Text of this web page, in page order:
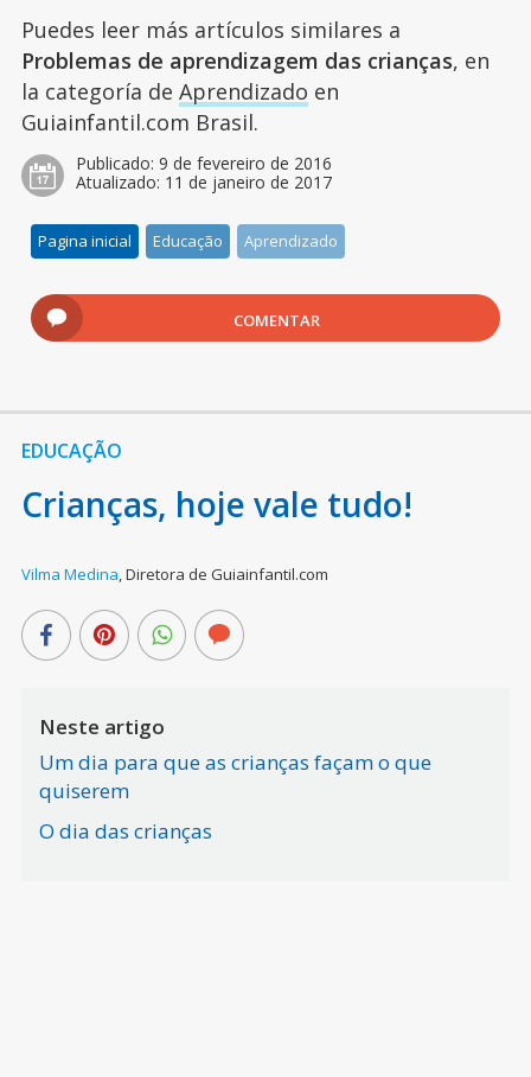
Puedes leer más artículos similares a
Problemas de aprendizagem das crianças, en
la categoría de Aprendizado en
Guiainfantil.com Brasil.
Publicado: 9 de fevereiro de 2016
Atualizado: 11 de janeiro de 2017
Pagina inicial Educação Aprendizado
COMENTAR
EDUCAÇÃO
Crianças, hoje vale tudo!
Vilma Medina,Diretora de Guiainfantil.com
Neste artigo
Um dia para que as crianças façam o que
quiserem
O dia das crianças